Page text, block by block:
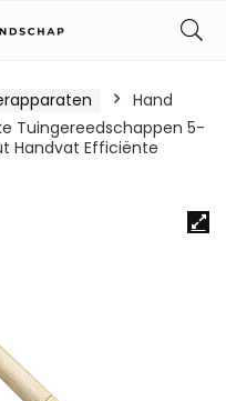
Hand
Tuingereedschappen 5-
Handvat Efficiënte